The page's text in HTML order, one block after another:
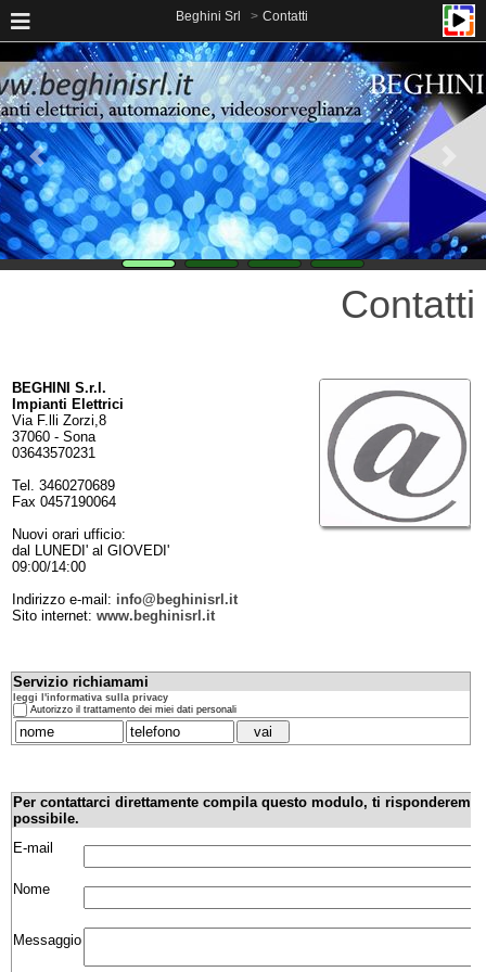
Beghini Srl Contatti
Contatti
BEGHINI S.r.l.
Impianti Elettrici
Via F.lli Zorzi,8
37060 - Sona
03643570231
Tel. 3460270689
Fax 0457190064
Nuovi orari ufficio:
dal LUNEDI' al GIOVEDI'
09:00/14:00
Indirizzo e-mail: info@beghinisrl.it
Sito internet: www.beghinisrl.it
Servizio richiamami
leggi l'informativa sulla privacy
Autorizzo il trattamento dei miei dati personali
Per contattarci direttamente compila questo modulo, ti risponderemo
possibile.
E-mail
Nome
Messaggio